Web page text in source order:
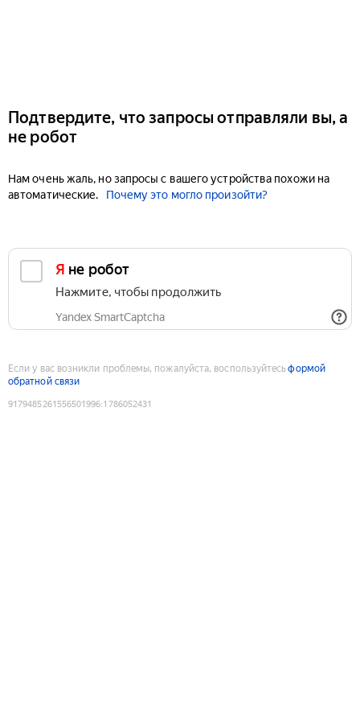
Подтвердите, что запросы отправляли вы, а
не робот
Нам очень жаль, но запросы с вашего устройства похожи на
автоматические.
Почему это могло произойти?
Я не робот
Нажмите, чтобы продолжить
Yandex SmartCaptcha
Если у вас возникли проблемы, пожалуйста, воспользуйтесьформой
обратной связи
9179485261556501996:1786052431